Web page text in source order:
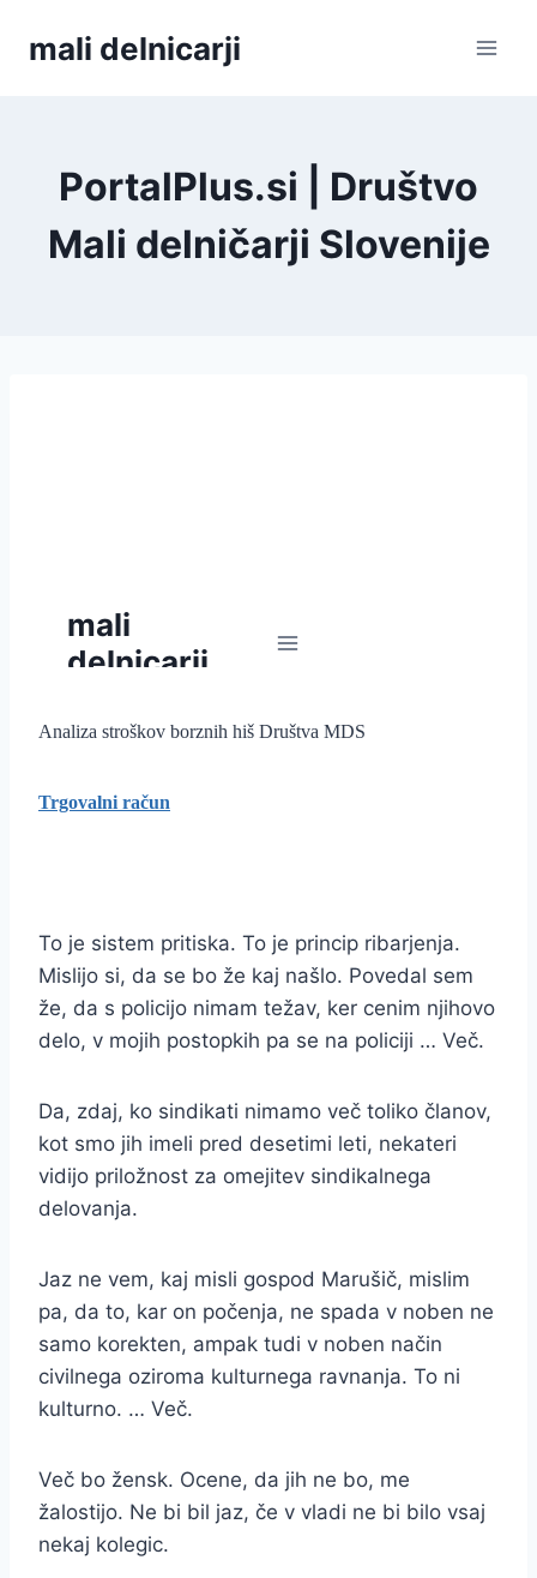
mali delnicarji
PortalPlus.si | Društvo
Mali delničarji Slovenije
Analiza stroškov borznih hiš Društva MDS
Trgovalni račun
To je sistem pritiska. To je princip ribarjenja.
Mislijo si, da se bo že kaj našlo. Povedal sem
že, da s policijo nimam težav, ker cenim njihovo
delo, v mojih postopkih pa se na policiji … Več.
Da, zdaj, ko sindikati nimamo več toliko članov,
kot smo jih imeli pred desetimi leti, nekateri
vidijo priložnost za omejitev sindikalnega
delovanja.
Jaz ne vem, kaj misli gospod Marušič, mislim
pa, da to, kar on počenja, ne spada v noben ne
samo korekten, ampak tudi v noben način
civilnega oziroma kulturnega ravnanja. To ni
kulturno. … Več.
Več bo žensk. Ocene, da jih ne bo, me
žalostijo. Ne bi bil jaz, če v vladi ne bi bilo vsaj
nekaj kolegic.